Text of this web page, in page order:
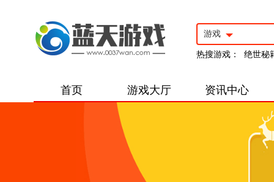
游戏
热搜游戏： 绝世秘
首页 游戏大厅 资讯中心